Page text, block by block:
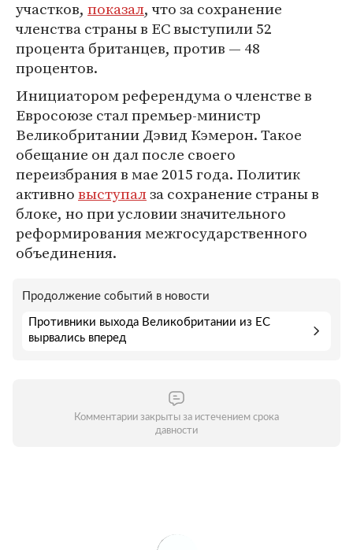
участков, показал, что за сохранение
членства страны в ЕС выступили 52
процента британцев, против — 48
процентов.
Инициатором референдума о членстве в
Евросоюзе стал премьер-министр
Великобритании Дэвид Кэмерон. Такое
обещание он дал после своего
переизбрания в мае 2015 года. Политик
активновыступалза сохранение страны в
блоке, но при условии значительного
реформирования межгосударственного
объединения.
Продолжение событий в новости
Противники выхода Великобритании из ЕС
вырвались вперед
Комментарии закрыты за истечением срока
давности